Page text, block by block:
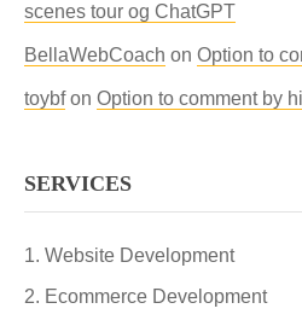
scenes tour og ChatGPT
BellaWebCoach on Option to
toybfon Option to comment by
SERVICES
Website Development
Ecommerce Development